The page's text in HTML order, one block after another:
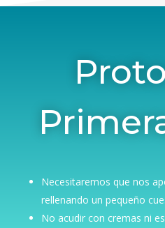
Necesitaremos que nos
rellenando un pequeño
No acudir con cremas ni